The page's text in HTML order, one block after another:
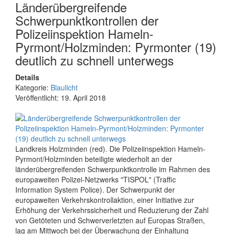
Länderübergreifende
Schwerpunktkontrollen der
Polizeiinspektion Hameln-
Pyrmont/Holzminden: Pyrmonter (19)
deutlich zu schnell unterwegs
Details
Kategorie: Blaulicht
Veröffentlicht: 19. April 2018
Landkreis Holzminden (red). Die Polizeiinspektion Hameln-
Pyrmont/Holzminden beteiligte wiederholt an der
länderübergreifenden Schwerpunktkontrolle im Rahmen des
europaweiten Polizei-Netzwerks "TISPOL" (Traffic
Information System Police). Der Schwerpunkt der
europaweiten Verkehrskontrollaktion, einer Initiative zur
Erhöhung der Verkehrssicherheit und Reduzierung der Zahl
von Getöteten und Schwerverletzten auf Europas Straßen,
lag am Mittwoch bei der Überwachung der Einhaltung